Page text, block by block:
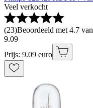
Veel verkocht
(23)Beoordeeld met 4.7
9.09
Prijs: 9.09 euro